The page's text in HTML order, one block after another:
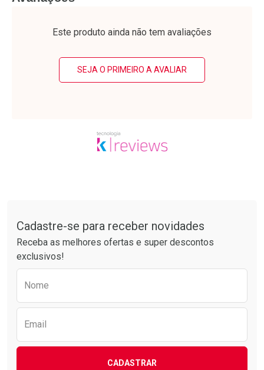
Laboratório
Por R$ 10,39/cada
Por Menos Laboratório
Por R$ 37,25/cada
Por Menos
Este produto ainda não tem avaliações
SEJA O PRIMEIRO A AVALIAR
Cadastre-se para receber novidades
Receba as melhores ofertas e super descontos
exclusivos!
Nome
Email
CADASTRAR